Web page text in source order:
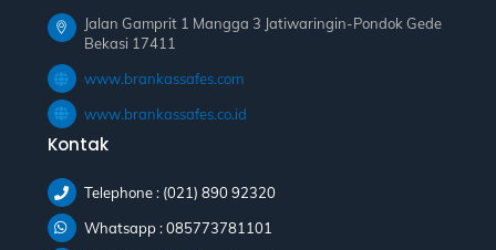
Jalan Gamprit 1 Mangga 3 Jatiwaringin-Pondok Gede
Bekasi 17411
www.brankassafes.com
www.brankassafes.co.id
Kontak
Telephone : (021) 890 92320
Whatsapp : 085773781101